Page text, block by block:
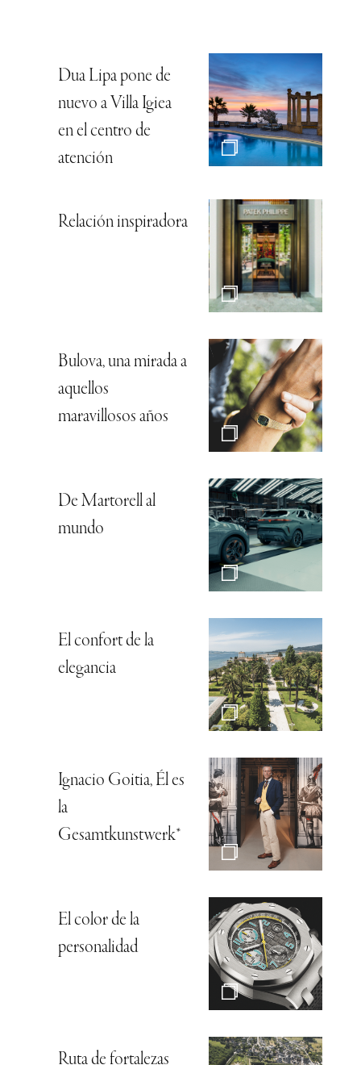
Dua Lipa pone de
nuevo a Villa Igiea
en el centro de
atención
Relación inspiradora
Bulova, una mirada a
aquellos
maravillosos años
De Martorell al
mundo
El confort de la
elegancia
Ignacio Goitia, Él es
la
Gesamtkunstwerk*
El color de la
personalidad
Ruta de fortalezas